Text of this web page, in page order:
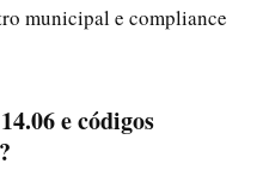
municipal e compliance
e códigos